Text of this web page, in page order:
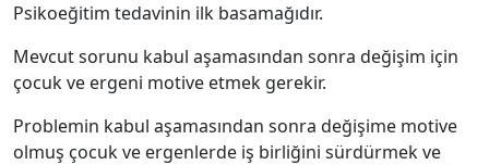
Psikoeğitim tedavinin ilk basamağıdır.
Mevcut sorunu kabul aşamasından sonra değişim için
çocuk ve ergeni motive etmek gerekir.
Problemin kabul aşamasından sonra değişime motive
olmuş çocuk ve ergenlerde iş birliğini sürdürmek ve